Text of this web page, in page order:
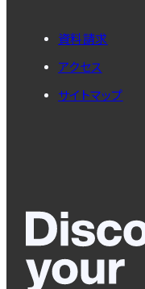
資料請求
アクセス
サイトマップ